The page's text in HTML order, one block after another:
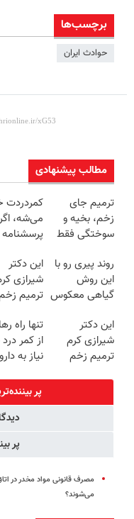
برچسب‌ها
حوادث ایران
مطالب پیشنهادی
ترمیم جای
زخم، بخیه و
سوختگی فقط
می‌شه،
پرسشنامه
روند پیری رو با
این روش
گیاهی معکوس
این دکتر
شیرازی
ترمیم
ساخت!!!
این دکتر
شیرازی کرم
ترمیم زخم
تنها راه
از کمر
نیاز به
پر
پر
مصرف قانونی مواد مخدر در
می‌شوند؟